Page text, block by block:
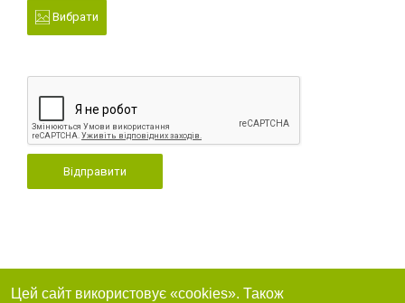
Вибрати
Відправити
Цей сайт використовує «cookies». Також